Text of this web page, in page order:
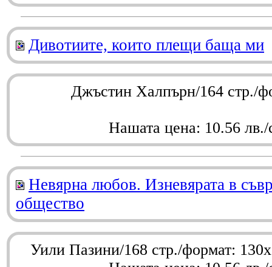
Дивотиите, които плещи баща ми
Джъстин Халпърн/164 стр./
Нашата цена: 10.56 лв./
Невярна любов. Изневярата в
общество
Уили Пазини/168 стр./формат: